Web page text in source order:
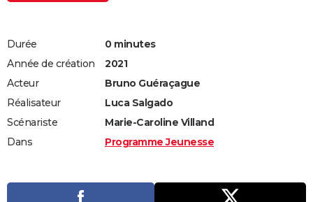
Durée
0 minutes
Année de création
2021
Acteur
Bruno Guéraçague
Réalisateur
Luca Salgado
Scénariste
Marie-Caroline Villand
Dans
Programme Jeunesse